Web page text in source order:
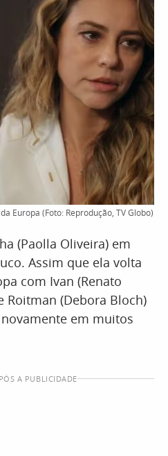
Europa (Foto: Reprodução, TV Globo)
(Paolla Oliveira) em
Assim que ela volta
com Ivan (Renato
Roitman (Debora Bloch)
em muitos
A PUBLICIDADE